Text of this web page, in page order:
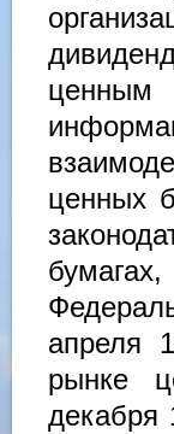
ценных
апреля
рынке